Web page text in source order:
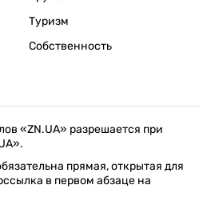
Туризм
Собственность
«ZN.UA» разрешается при
прямая, открытая для
в первом абзаце на